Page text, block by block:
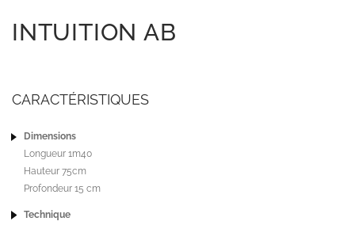
INTUITION AB
CARACTÉRISTIQUES
Dimensions
Longueur 1m40
Hauteur 75cm
Profondeur 15 cm
Technique